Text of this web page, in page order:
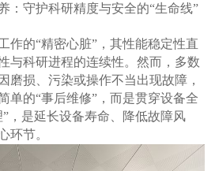
守护科研精度与安全的“生命线”
作的“精密心脏”，其性能稳定性直
与科研进程的连续性。然而，多数
磨损、污染或操作不当出现故障，
单的“事后维修”，而是贯穿设备全
，是延长设备寿命、降低故障风
环节。